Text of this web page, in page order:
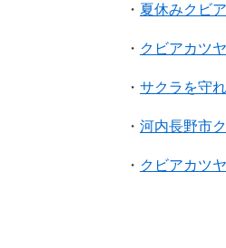
・ 夏休みクビ
・ クビアカツ
・ サクラを守
・ 河内長野市
・ クビアカツ